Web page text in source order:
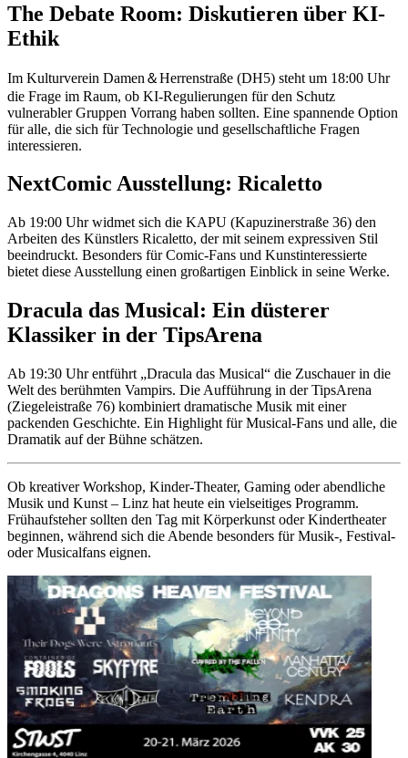
The Debate Room: Diskutieren über KI-
Ethik
Im Kulturverein Damen＆Herrenstraße (DH5) steht um 18:00 Uhr
die Frage im Raum, ob KI-Regulierungen für den Schutz
vulnerabler Gruppen Vorrang haben sollten. Eine spannende Option
für alle, die sich für Technologie und gesellschaftliche Fragen
interessieren.
NextComic Ausstellung: Ricaletto
Ab 19:00 Uhr widmet sich die KAPU (Kapuzinerstraße 36) den
Arbeiten des Künstlers Ricaletto, der mit seinem expressiven Stil
beeindruckt. Besonders für Comic-Fans und Kunstinteressierte
bietet diese Ausstellung einen großartigen Einblick in seine Werke.
Dracula das Musical: Ein düsterer
Klassiker in der TipsArena
Ab 19:30 Uhr entführt „Dracula das Musical“ die Zuschauer in die
Welt des berühmten Vampirs. Die Aufführung in der TipsArena
(Ziegeleistraße 76) kombiniert dramatische Musik mit einer
packenden Geschichte. Ein Highlight für Musical-Fans und alle, die
Dramatik auf der Bühne schätzen.
Ob kreativer Workshop, Kinder-Theater, Gaming oder abendliche
Musik und Kunst – Linz hat heute ein vielseitiges Programm.
Frühaufsteher sollten den Tag mit Körperkunst oder Kindertheater
beginnen, während sich die Abende besonders für Musik-, Festival-
oder Musicalfans eignen.